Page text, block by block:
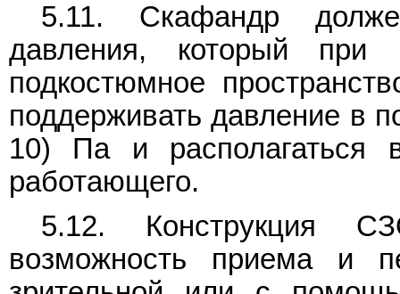
5.11. Скафандр
давления, который при
подкостюмное
поддерживать давление в
10) Па и располагаться
работающего.
5.12. Конструкция
возможность приема и